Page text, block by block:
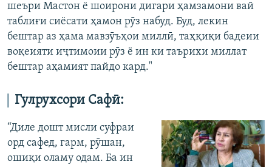
шеъри Мастон ё шоирони дигари ҳамзамони вай
таблиғи сиёсати ҳамон рӯз набуд. Буд, лекин
бештар аз ҳама мавзӯъҳои миллӣ, таҳқиқи бадеии
воқеияти иҷтимоии рӯз ё ин ки таърихи миллат
бештар аҳамият пайдо кард."
Гулрухсори Сафӣ:
“Диле дошт мисли суфраи
орд сафед, гарм, рӯшан,
ошиқи оламу одам. Ба ин